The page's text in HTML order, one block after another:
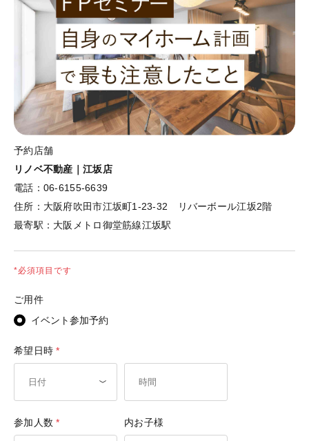
予約店舗
リノベ不動産｜江坂店
電話： 06-6155-6639
住所： 大阪府吹田市江坂町1-23-32 リバーボール江坂2階
最寄駅： 大阪メトロ御堂筋線江坂駅
*必須項目です
ご用件
イベント参加予約
希望日時
参加人数 内お子様